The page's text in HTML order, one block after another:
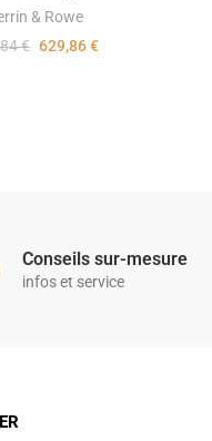
& Rowe
€ 629,86 €
Conseils sur-mesure
infos et service